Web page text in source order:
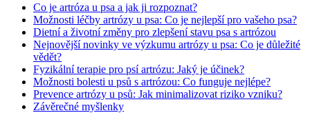
Co je artróza u psa a jak ji rozpoznat?
Možnosti léčby artrózy u psa: Co je nejlepší pro vašeho psa?
Dietní a životní změny pro zlepšení stavu psa s artrózou
Nejnovější novinky ve výzkumu artrózy u psa: Co je důležité
vědět?
Fyzikální terapie pro psí artrózu: Jaký je účinek?
Možnosti bolesti u psů s artrózou: Co funguje nejlépe?
Prevence artrózy u psů: Jak minimalizovat riziko vzniku?
Závěrečné myšlenky